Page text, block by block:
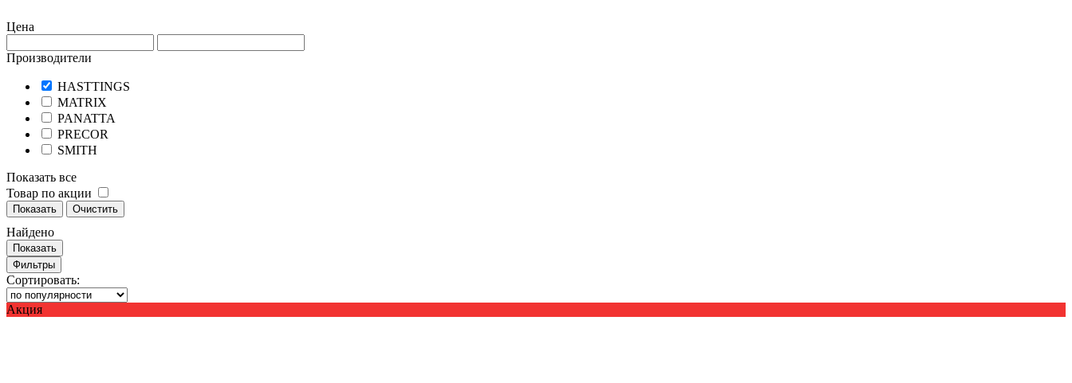
Цена
Производители
HASTTINGS
MATRIX
PANATTA
PRECOR
SMITH
Показать все
Товар по акции
Показать Очистить
Найдено
Показать
Фильтры
Сортировать:
Акция